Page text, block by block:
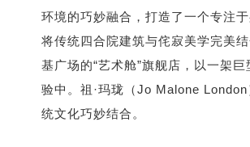
环境的巧妙融合，打造了一个专注
将传统四合院建筑与侘寂美学完美
基广场的“艺术舱”旗舰店，以一架
验中。祖·玛珑（Jo Malone
统文化巧妙结合。